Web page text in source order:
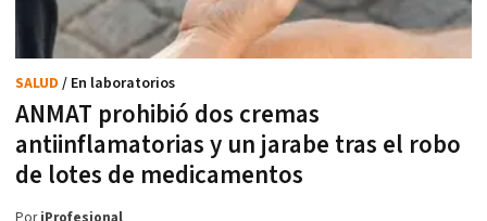
ANMAT prohibió dos cremas
antiinflamatorias y un jarabe tras el robo
de lotes de medicamentos
SALUD / En laboratorios